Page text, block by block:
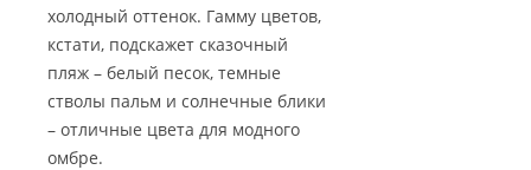
холодный оттенок. Гамму цветов,
кстати, подскажет сказочный
пляж – белый песок, темные
стволы пальм и солнечные блики
– отличные цвета для модного
омбре.